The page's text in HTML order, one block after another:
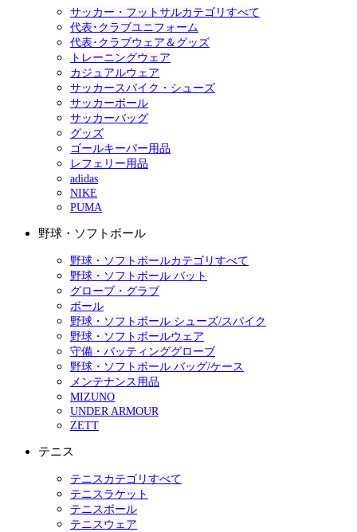
サッカー・フットサルカテゴリすべて
代表･クラブユニフォーム
代表･クラブウェア＆グッズ
トレーニングウェア
カジュアルウェア
サッカースパイク・シューズ
サッカーボール
サッカーバッグ
グッズ
ゴールキーパー用品
レフェリー用品
adidas
NIKE
PUMA
野球・ソフトボール
野球・ソフトボールカテゴリすべて
野球・ソフトボール バット
グローブ・グラブ
ボール
野球・ソフトボール シューズ/スパイク
野球・ソフトボールウェア
守備・バッティンググローブ
野球・ソフトボール バッグ/ケース
メンテナンス用品
MIZUNO
UNDER ARMOUR
ZETT
テニス
テニスカテゴリすべて
テニスラケット
テニスボール
テニスウェア